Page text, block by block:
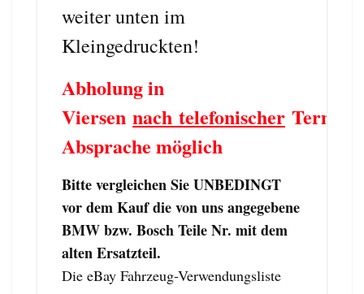
weiter unten im
Kleingedruckten!
Abholung in
Viersen nach telefonischer Termin
Absprache möglich
Bitte vergleichen Sie UNBEDINGT
vor dem Kauf die von uns angegebene
BMW bzw. Bosch Teile Nr. mit dem
alten Ersatzteil.
Die eBay Fahrzeug-Verwendungsliste